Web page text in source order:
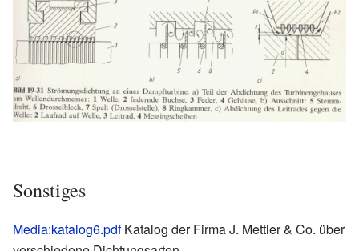
Sonstiges
Media:katalog6.pdfKatalog der Firma J. Mettler & Co. über